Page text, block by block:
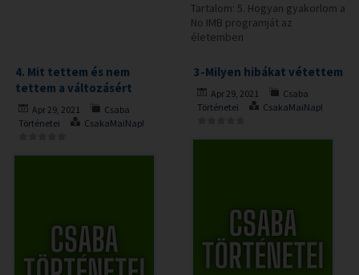
Tartalom: 5. Hogyan gyakorlom a
No IMB programját az
életemben
4. Mit tettem és nem
tettem a változásért
Apr 29, 2021
Csaba
Történetei
CsakaMaiNap!
3-Milyen hibákat vétettem
Apr 29, 2021
Csaba
Történetei
CsakaMaiNap!